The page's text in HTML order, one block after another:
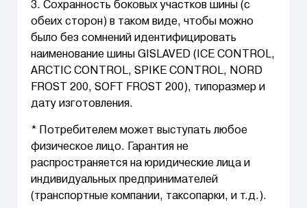
3. Сохранность боковых участков шины (с
обеих сторон) в таком виде, чтобы можно
было без сомнений идентифицировать
наименование шины GISLAVED (ICE CONTROL,
ARCTIC CONTROL, SPIKE CONTROL, NORD
FROST 200, SOFT FROST 200), типоразмер и
дату изготовления.
* Потребителем может выступать любое
физическое лицо. Гарантия не
распространяется на юридические лица и
индивидуальных предпринимателей
(транспортные компании, таксопарки, и т.д.).